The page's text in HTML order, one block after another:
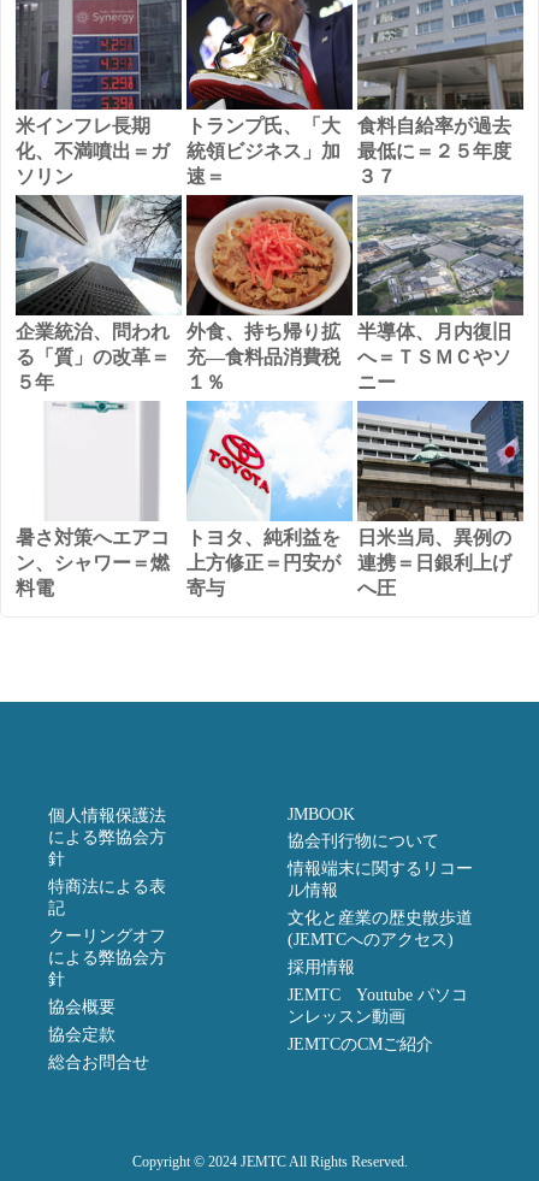
米インフレ長期
化、不満噴出＝ガ
ソリン
トランプ氏、「大
統領ビジネス」加
速＝
食料自給率が過去
最低に＝２５年度
３７
企業統治、問われ
る「質」の改革＝
５年
外食、持ち帰り拡
充―食料品消費税
１％
半導体、月内復旧
へ＝ＴＳＭＣやソ
ニー
暑さ対策へエアコ
ン、シャワー＝燃
料電
トヨタ、純利益を
上方修正＝円安が
寄与
日米当局、異例の
連携＝日銀利上げ
へ圧
個人情報保護法
による弊協会方
針
特商法による表
記
クーリングオフ
による弊協会方
針
協会概要
協会定款
総合お問合せ
JMBOOK
協会刊行物について
情報端末に関するリコー
ル情報
文化と産業の歴史散歩道
(JEMTCへのアクセス)
採用情報
JEMTC Youtube パソコ
ンレッスン動画
JEMTCのCMご紹介
Copyright © 2024 JEMTC All Rights Reserved.